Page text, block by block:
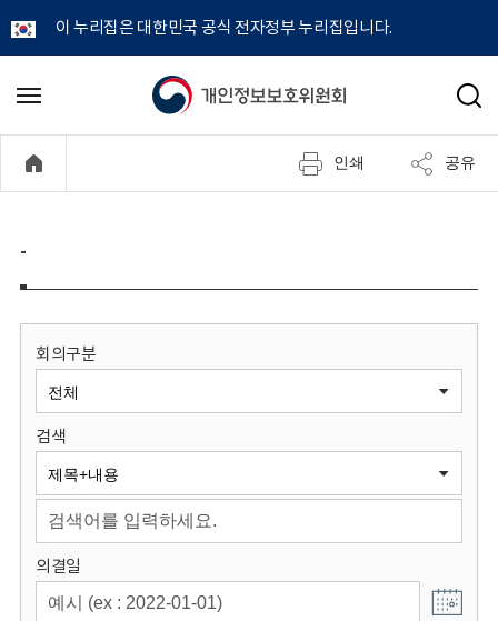
이 누리집은 대한민국 공식 전자정부 누리집입니다.
개
정
보
원
회
메
기
검
인쇄 공유
-
회의구분
검색
의결일